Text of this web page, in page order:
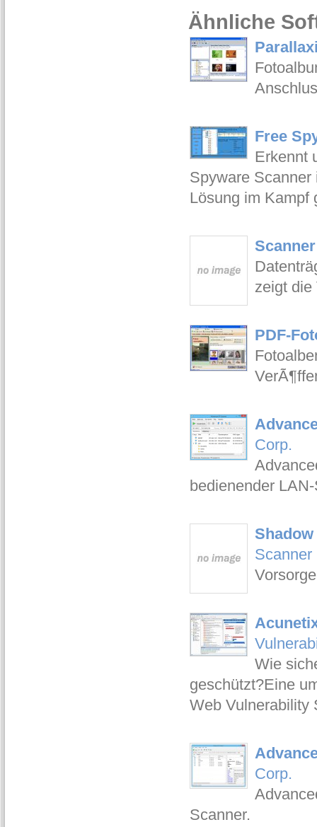
Ähnliche
Free
Erkennt
Spyware
Lösung im Kampf
zeigt die
PDF-
Corp.
bedienender
Scanner
Wie
geschützt?Eine
Web Vulnerability
Corp.
Scanner.